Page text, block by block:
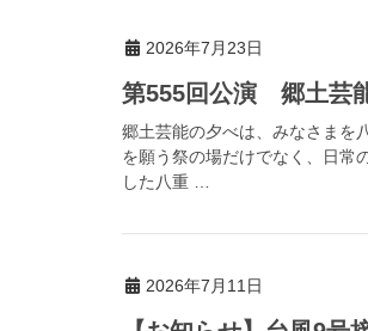
2026年7月23日
第555回公演 郷土芸
郷土芸能の夕べは、みなさまを
を願う祭の場だけでなく、日常
した八重 …
2026年7月11日